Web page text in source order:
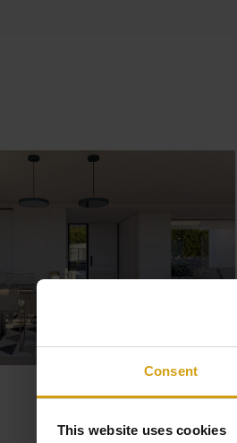
Consent
This website uses cookies